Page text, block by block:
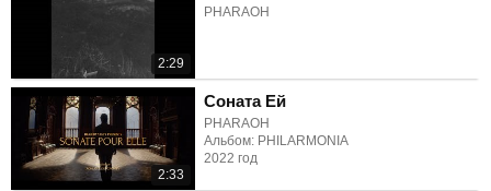
2:29
PHARAOH
2:33
Соната Ей
PHARAOH
Альбом: PHILARMONIA
2022 год